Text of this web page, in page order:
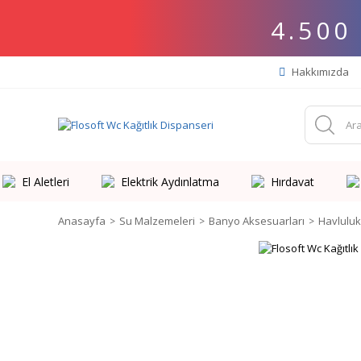
4.500
Hakkımızda
El Aletleri Elektrik Aydınlatma Hırdavat
Anasayfa Su Malzemeleri Banyo Aksesuarları